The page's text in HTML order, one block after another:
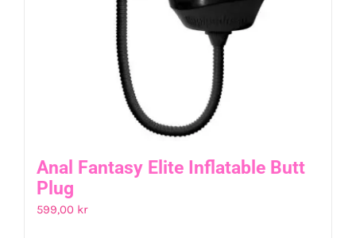
Anal Fantasy Elite Inflatable Butt
Plug
599,00 kr